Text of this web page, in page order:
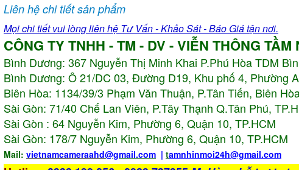
Liên hệ chi tiết sản phẩm
Mọi chi tiết vui lòng liên hệ Tư Vấn - Khảo Sát - Báo Giá tận nơi.
CÔNG TY TNHH - TM - DV - VIỄN THÔNG TẦM
Bình Dương: 367 Nguyễn Thị Minh Khai P.Phú Hòa TDM
Bình Dương: Ô 21/DC 03, Đường D19, Khu phố 4, Phường
Biên Hòa: 1134/39/3 Phạm Văn Thuận, P.Tân Tiến, Biên
Sài Gòn: 71/40 Chế Lan Viên, P.Tây Thạnh Q.Tân Phú,
Sài Gòn : 64 Nguyễn Kim, Phường 6, Quận 10, TP.HCM
Sài Gòn: 178/7 Nguyễn Kim, Phường 6, Quận 10, TP.HCM
Mail: vietnamcameraahd@gmail.com | tamnhinmoi24h@gmail.com